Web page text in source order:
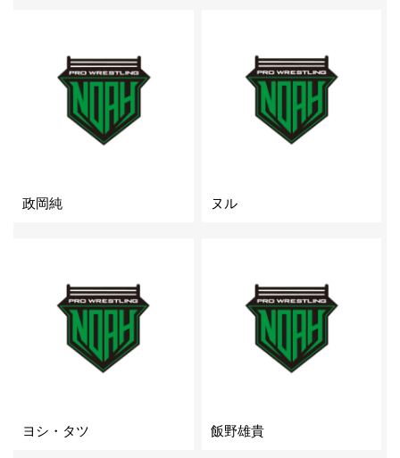
政岡純 ヌル
ヨシ・タツ 飯野雄貴